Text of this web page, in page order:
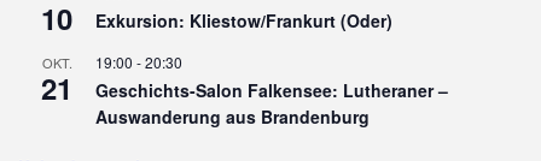
10 Exkursion: Kliestow/Frankurt (Oder)
OKT.
21
19:00 -20:30
Geschichts-Salon Falkensee: Lutheraner –
Auswanderung aus Brandenburg